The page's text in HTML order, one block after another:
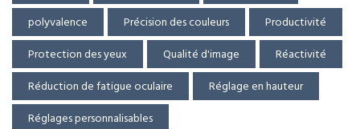
polyvalence
Précision des couleurs
Productivité
Protection des yeux
Qualité d'image
Réactivité
Réduction de fatigue oculaire
Réglage en hauteur
Réglages personnalisables